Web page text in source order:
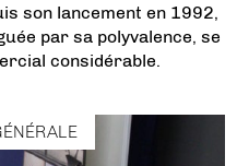
son lancement en 1992,
par sa polyvalence, se
considérable.